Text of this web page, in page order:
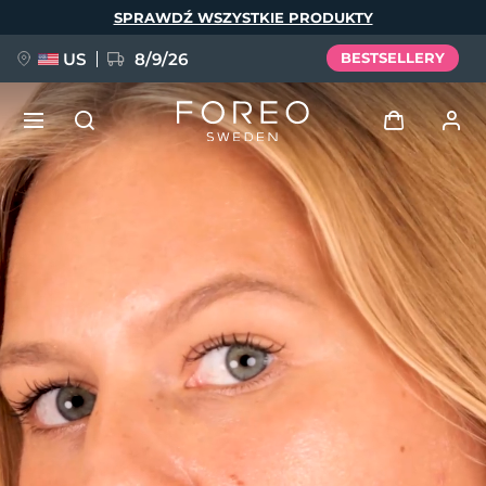
SPRAWDŹ WSZYSTKIE PRODUKTY
US 8/9/26 BESTSELLERY
Zaloguj
Profil użytkownika
Moje urządzenia
Moje zamówienia
Moje adresy
Moje subskrypcje
NOWOŚĆ
FAQ™ Pure Beauty-Tech Elixir
issa™ Teeth Whitening Set
Deutsch
Español
Italiano
Português
Polski
Svenska
Türkçe
简体中文 繁體中文